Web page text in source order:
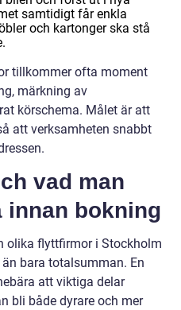
samtidigt får enkla
och kartonger ska stå
tillkommer ofta moment
märkning av
körschema. Målet är att
att verksamheten snabbt
vad man
innan bokning
olika flyttfirmor i Stockholm
bara totalsumman. En
att viktiga delar
bli både dyrare och mer